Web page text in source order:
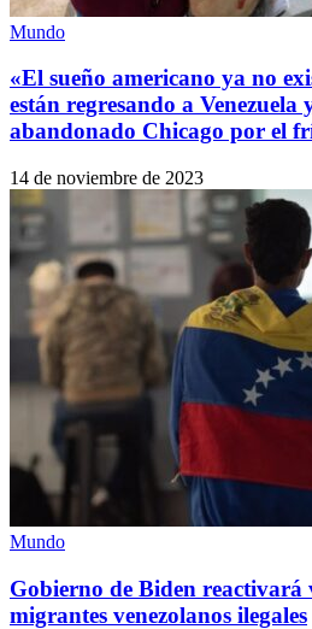
Mundo
«El sueño americano ya no
están regresando a Venezuela
abandonado Chicago por el
14 de noviembre de 2023
Mundo
Gobierno de Biden
migrantes venezolanos ilegales